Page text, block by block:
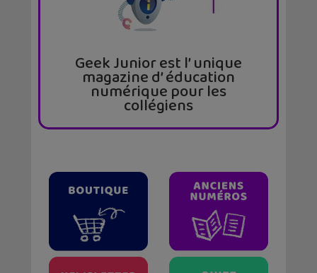
Geek Junior est l’ unique
magazine d’ éducation
numérique pour les
collégiens